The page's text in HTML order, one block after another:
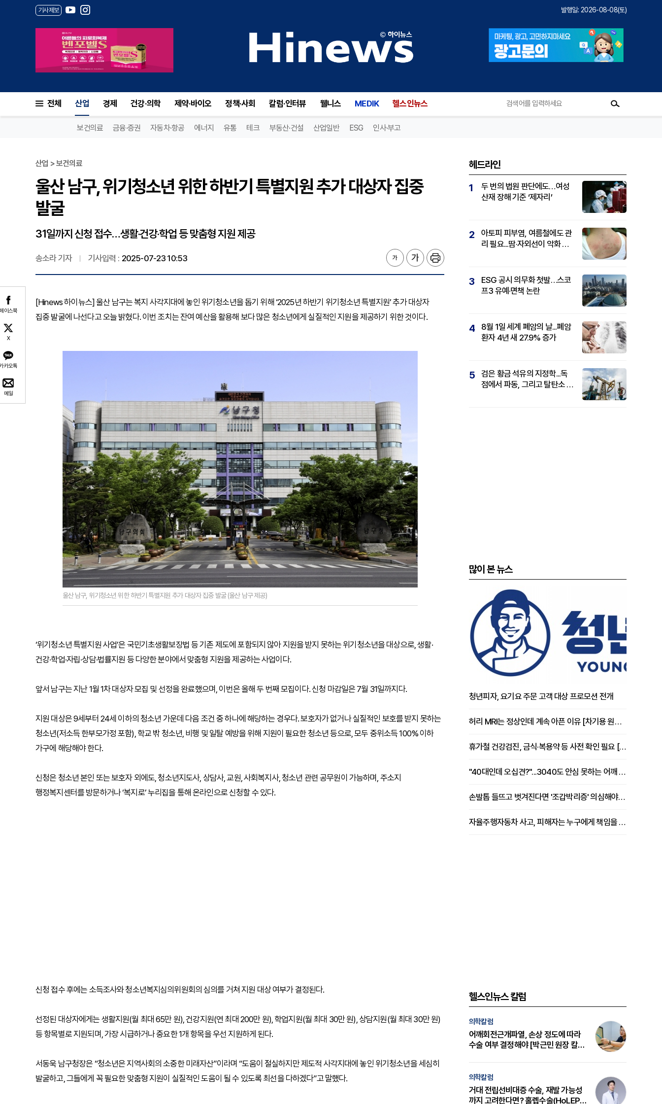
기사제보 발행일: 2026-08-08(토)
전체 산업 경제 건강·의학 제약·바이오 정책·사회 칼럼·인터뷰 웰니스 MEDIK 헬스인뉴스
보건의료 금융·증권 자동차·항공 에너지 유통 테크 부동산·건설 산업일반 ESG 인사·부고
이스북
X
카오톡
메일
산업 > 보건의료
울산 남구, 위기청소년 위한 하반기 특별지원 추가 대상자 집중
발굴
31일까지 신청 접수…생활·건강·학업 등 맞춤형 지원 제공
송소라 기자 기사입력 : 2025-07-23 10:53
[Hinews 하이뉴스] 울산 남구는 복지 사각지대에 놓인 위기청소년을 돕기 위해 ‘2025년 하반기 위기청소년 특별지원’ 추가 대상자
집중 발굴에 나선다고 오늘 밝혔다. 이번 조치는 잔여 예산을 활용해 보다 많은 청소년에게 실질적인 지원을 제공하기 위한 것이다.
울산 남구, 위기청소년 위한 하반기 특별지원 추가 대상자 집중 발굴 (울산 남구 제공)
‘위기청소년 특별지원 사업’은 국민기초생활보장법 등 기존 제도에 포함되지 않아 지원을 받지 못하는 위기청소년을 대상으로, 생활·
건강·학업·자립·상담·법률지원 등 다양한 분야에서 맞춤형 지원을 제공하는 사업이다.
앞서 남구는 지난 1월 1차 대상자 모집 및 선정을 완료했으며, 이번은 올해 두 번째 모집이다. 신청 마감일은 7월 31일까지다.
지원 대상은 9세부터 24세 이하의 청소년 가운데 다음 조건 중 하나에 해당하는 경우다. 보호자가 없거나 실질적인 보호를 받지 못하는
청소년(저소득 한부모가정 포함), 학교 밖 청소년, 비행 및 일탈 예방을 위해 지원이 필요한 청소년 등으로, 모두 중위소득 100% 이하
가구에 해당해야 한다.
신청은 청소년 본인 또는 보호자 외에도, 청소년지도사, 상담사, 교원, 사회복지사, 청소년 관련 공무원이 가능하며, 주소지
행정복지센터를 방문하거나 ‘복지로’ 누리집을 통해 온라인으로 신청할 수 있다.
신청 접수 후에는 소득조사와 청소년복지심의위원회의 심의를 거쳐 지원 대상 여부가 결정된다.
선정된 대상자에게는 생활지원(월 최대 65만 원), 건강지원(연 최대 200만 원), 학업지원(월 최대 30만 원), 상담지원(월 최대 30만 원)
등 항목별로 지원되며, 가장 시급하거나 중요한 1개 항목을 우선 지원하게 된다.
서동욱 남구청장은 “청소년은 지역사회의 소중한 미래자산”이라며 “도움이 절실하지만 제도적 사각지대에 놓인 위기청소년을 세심히
발굴하고, 그들에게 꼭 필요한 맞춤형 지원이 실질적인 도움이 될 수 있도록 최선을 다하겠다”고 말했다.
헤드라인
1
두 번의 법원 판단에도…여성
산재 장해 기준 ‘제자리’
2
아토피 피부염, 여름철에도 관
리 필요...땀·자외선이 악화 요
3
ESG 공시 의무화 첫발…스코
프3 유예·면책 논란
4
8월 1일 세계 폐암의 날...폐암
환자 4년 새 27.9% 증가
5
검은 황금 석유의 지정학...독
점에서 파동, 그리고 탈탄소 패
많이 본 뉴스
청년피자, 요기요 주문 고객 대상 프로모션 전개
허리 MRI는 정상인데 계속 아픈 이유 [차기용 원장 칼럼]
휴가철 건강검진, 금식·복용약 등 사전 확인 필요 [정도감 원장 칼럼]
"40대인데 오십견?"...3040도 안심 못하는 어깨 유착성 관절낭염
손발톱 들뜨고 벗겨진다면 '조갑박리증' 의심해야 [김철윤 원장 칼럼]
자율주행자동차 사고, 피해자는 누구에게 책임을 물을 수 있을까
헬스인뉴스 칼럼
의학칼럼
어깨회전근개파열, 손상 정도에 따라
수술 여부 결정해야 [박근민 원장 칼
의학칼럼
거대 전립선비대증 수술, 재발 가능성
까지 고려한다면? 홀렙수술(HoLEP)